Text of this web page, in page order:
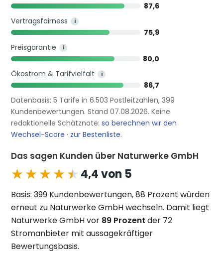
87,6
Vertragsfairness
i
75,9
Preisgarantie
i
80,0
Ökostrom & Tarifvielfalt
i
86,7
Datenbasis: 5 Tarife in 6.503 Postleitzahlen, 399
Kundenbewertungen. Stand 07.08.2026. Keine
redaktionelle Schätznote:so berechnen wir den
Wechsel-Score · zur Bestenliste.
Das sagen Kunden über Naturwerke GmbH
★★★★★
★★★★★ 4,4 von 5
Basis: 399 Kundenbewertungen, 88 Prozent würden
erneut zu Naturwerke GmbH wechseln. Damit liegt
Naturwerke GmbH vor 89 Prozent der 72
Stromanbieter mit aussagekräftiger
Bewertungsbasis.